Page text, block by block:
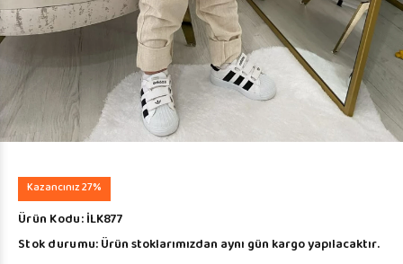
Kazancınız 27%
Ürün Kodu:İLK877
Stok durumu:Ürün stoklarımızdan aynı gün kargo yapılacaktır.